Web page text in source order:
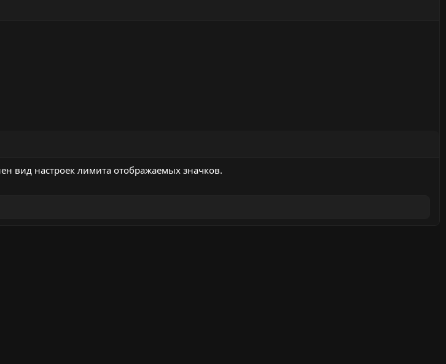
вид настроек лимита отображаемых значков.